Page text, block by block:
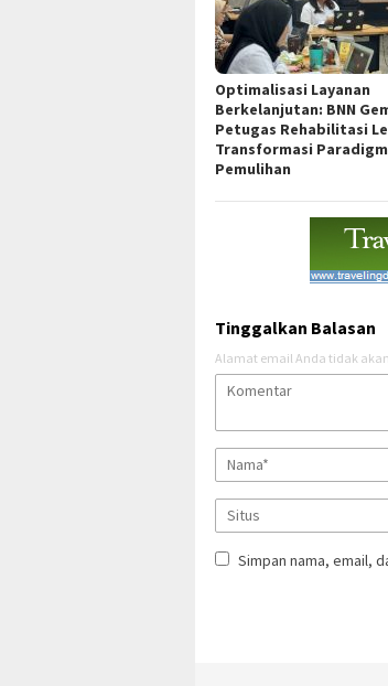
Optimalisasi Layanan
Berkelanjutan: BNN
Petugas Rehabilitasi
Transformasi
Pemulihan
Tinggalkan Balasan
Alamat email Anda tidak
Simpan nama, email,